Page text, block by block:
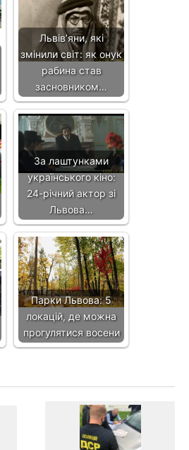
Львівʼяни, які
змінили світ: як онук
рабина став
засновником…
За лаштунками
українського кіно:
24-річний актор зі
Львова…
Парки Львова: 5
локацій, де можна
прогулятися восени